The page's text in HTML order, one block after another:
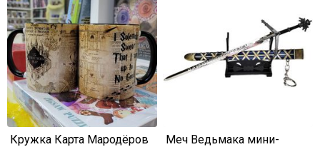
Кружка Карта Мародёров Меч Ведьмака мини-